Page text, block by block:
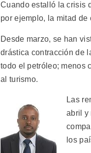
Cuando estalló la crisis
por ejemplo, la mitad
Desde marzo, se han
drástica contracción de
todo el petróleo; menos
al turismo.
Las
abril y
los